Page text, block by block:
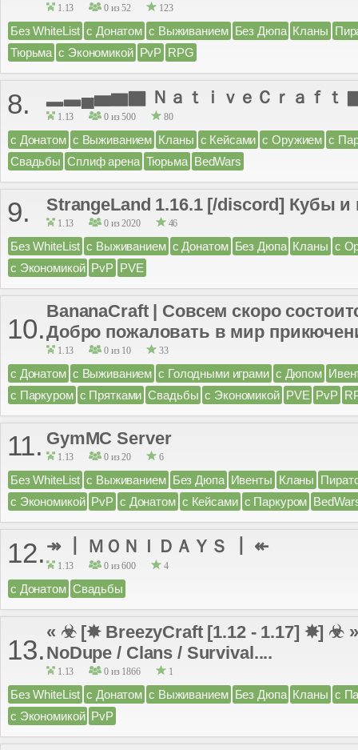
1.13 0 из 52 123
Без WhiteList с Донатом с Выживанием Без Дюпа Кланы
Тюрьма с Экономикой PvP RPG
8. ▂▃▄▅▆▇ ＮａｔｉｖｅＣｒａｆ
1.13 0 из 500 80
с Донатом с Выживанием Кланы с Кейсами с Оружием с
Свадьбы Сплиф арена Тюрьма BedWars
9. StrangeLand 1.16.1 [/discord] Кубы
1.13 0 из 2020 46
Без WhiteList с Выживанием с Донатом Без Дюпа Кланы с
с Экономикой PvP PVE
10.
BananaCraft | Совсем скоро
Добро пожаловать в мир
1.13 0 из 10 33
с Донатом с Выживанием с Голодными играми с Дюпом
с Паркуром с Прятками Свадьбы с Экономикой PVE PvP
11. GymMC Server
1.13 0 из 20 6
Без WhiteList с Выживанием Без Дюпа Ивенты Кланы
с Экономикой PvP с Донатом с Кейсами с Паркуром
12. ↠ ┃ ＭＯＮＩＤＡＹＳ ┃ ↞
1.13 0 из 600 4
с Донатом Свадьбы
13.
« ☣ [✸ BreezyCraft [1.12 - 1.17] ✸] ☣
NoDupe / Clans / Survival....
1.13 0 из 1866 1
Без WhiteList с Донатом с Выживанием Без Дюпа Кланы с
с Экономикой PvP